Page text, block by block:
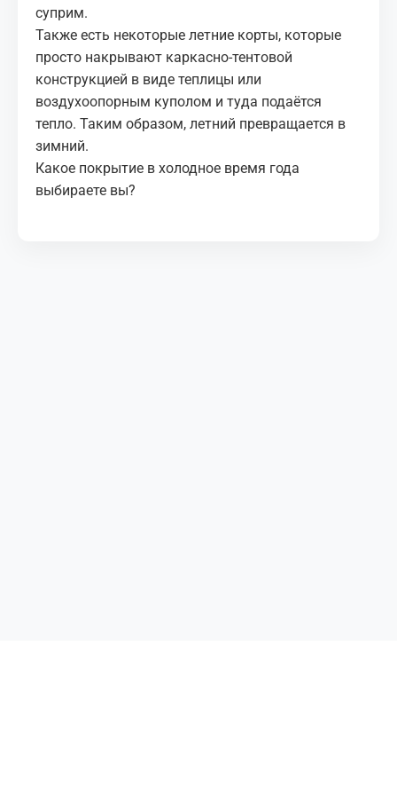
суприм.
Также есть некоторые летние корты, которые
просто накрывают каркасно-тентовой
конструкцией в виде теплицы или
воздухоопорным куполом и туда подаётся
тепло. Таким образом, летний превращается в
зимний.
Какое покрытие в холодное время года
выбираете вы?